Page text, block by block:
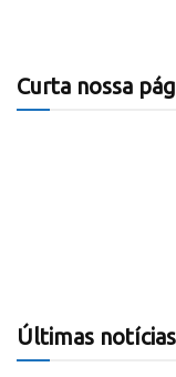
Curta nossa
Últimas notícias